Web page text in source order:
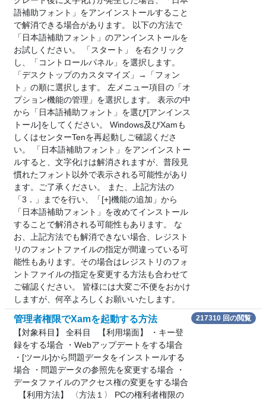
語補助フォント」をアンインストールすること
で解消できる場合があります。 以下の方法で
「日本語補助フォント」のアンインストールを
お試しください。 「スタート」 を右クリック
し、「コントロールパネル」を選択します。
「デスクトップのカスタマイズ」→「フォン
ト」の順に選択します。 左メニュー項目の「オ
プション機能の管理」を選択します。 表示の中
から「日本語補助フォント」を選び[アンインス
トール]をしてください。 Windows及びXamも
しくはセンターTenを再起動しご確認くださ
い。 「日本語補助フォント」をアンインストー
ルすると、文字化けは解消されますが、普段見
慣れたフォント以外で表示される可能性があり
ます。ご了承ください。 また、上記方法の
「3．」までを行い、「[+]機能の追加」から
「日本語補助フォント」を改めてインストール
することで解消される可能性もあります。 な
お、上記方法でも解消できない場合、レジスト
リのフォントファイルの指定が間違っている可
能性もあります。その場合はレジストリのフォ
ントファイルの指定を変更する方法も合わせて
ご確認ください。 皆様には大変ご不便をおかけ
しますが、何卒よろしくお願いいたします。
管理者権限でXamを起動する方法
【対象科目】 全科目 【利用場面】 ・キー登
録をする場合 ・Webアップデートをする場合
・[ツール]から問題データをインストールする
場合 ・問題データの参照先を変更する場合 ・
データファイルのアクセス権の変更をする場合
【利用方法】 〈方法１〉 PCの権利者権限の
217310 回の閲覧